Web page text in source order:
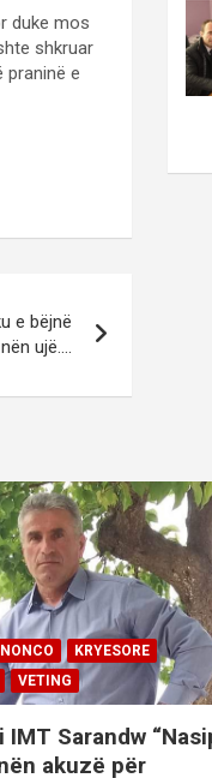
duke mos
shkruar
praninë e
e bëjnë
nën ujë….
KRYESORE
VETING
IMT Sarandw
akuzë për